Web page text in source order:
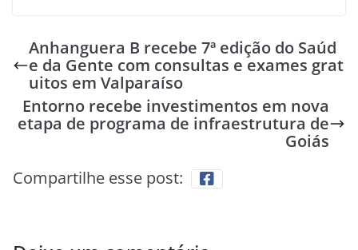
Anhanguera B recebe 7ª edição do Saúd
e da Gente com consultas e exames grat
uitos em Valparaíso
Entorno recebe investimentos em nova
etapa de programa de infraestrutura de
Goiás
Compartilhe esse post: